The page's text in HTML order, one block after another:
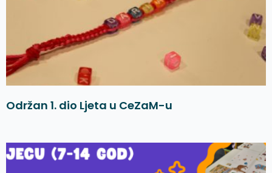
Održan 1. dio Ljeta u CeZaM-u